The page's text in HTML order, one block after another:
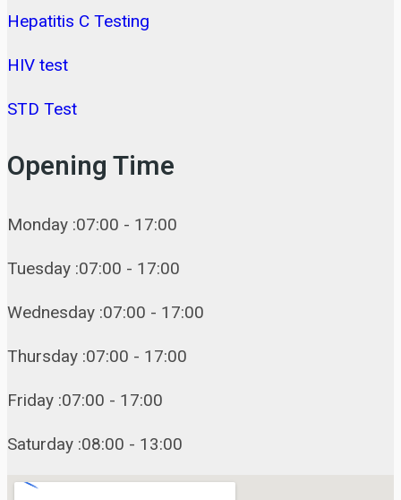
Hepatitis C Testing
HIV test
STD Test
Opening Time
Monday :07:00 - 17:00
Tuesday :07:00 - 17:00
Wednesday :07:00 - 17:00
Thursday :07:00 - 17:00
Friday :07:00 - 17:00
Saturday :08:00 - 13:00